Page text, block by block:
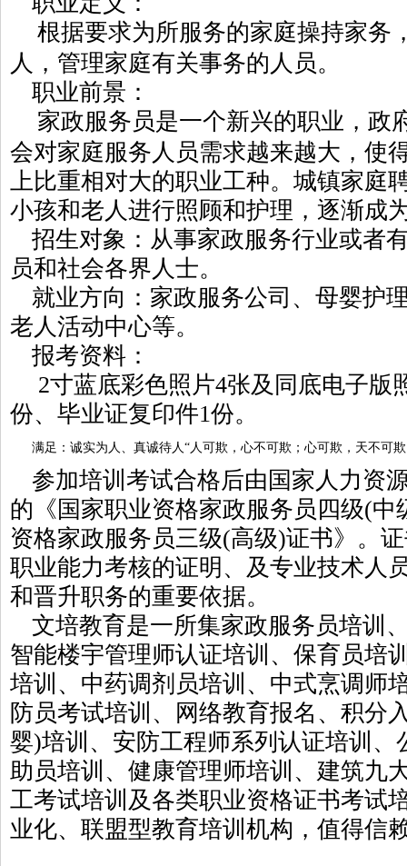
根据要求为所服务的家庭操持家务
人，管理家庭有关事务的人员。
职业前景：
家政服务员是一个新兴的职业，政
会对家庭服务人员需求越来越大，使
上比重相对大的职业工种。城镇家庭
小孩和老人进行照顾和护理，逐渐成
招生对象：从事家政服务行业或者
员和社会各界人士。
就业方向： 家政服务公司、母婴护
老人活动中心等。
报考资料：
2寸蓝底彩色照片4张及同底电子版
份、毕业证复印件1份。
满足： 诚实为人、真诚待人“人可欺，心不可欺；心可欺，天不可
参加培训考试合格后由国家人力资
的 《国家职业资格家政服务员四级(
资格家政服务员三级(高级)证书》。
职业能力考核的证明、及专业技术人
和晋升职务的重要依据。
文培教育是一所集家政服务员培训
智能楼宇管理师认证培训、保育员培
培训、中药调剂员培训、中式烹调师
防员考试培训、网络教育报名、积分
婴)培训、安防工程师系列认证培训、
助员培训、健康管理师培训、建筑九
工考试培训及各类职业资格证书考试
业化、联盟型教育培训机构，值得信